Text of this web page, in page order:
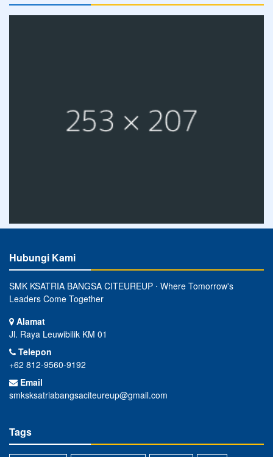
Hubungi Kami
SMK KSATRIA BANGSA CITEUREUP ⋅ Where Tomorrow's
Leaders Come Together
Alamat
Jl. Raya Leuwibilik KM 01
Telepon
+62 812-9560-9192
Email
smksksatriabangsaciteureup@gmail.com
Tags